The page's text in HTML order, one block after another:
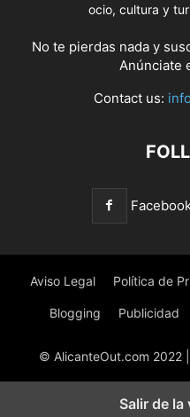
ocio, cultura y
No te pierdas nada y
Anúnciate
Contact us:
Aviso Legal Política de
Blogging Publicidad
© AlicanteOut.com 2022 |
Salir de